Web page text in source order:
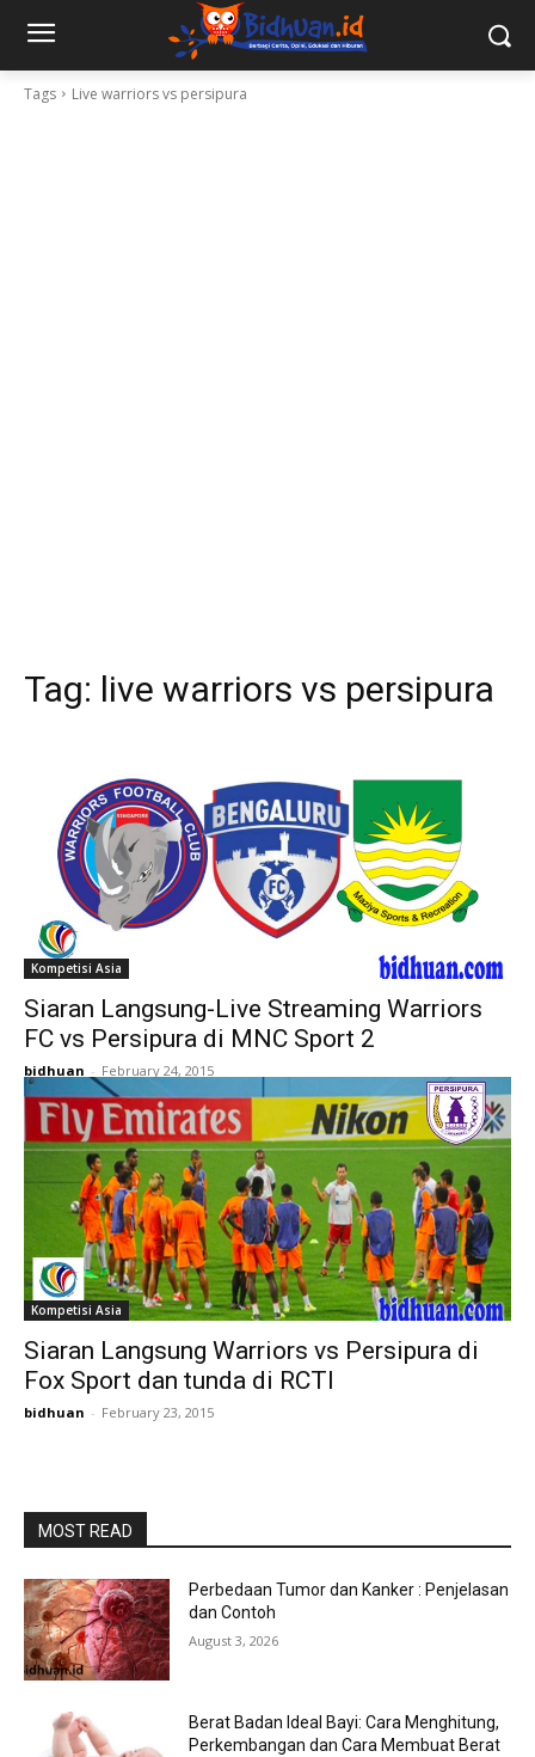
Tags Live warriors vs persipura
Tag: live warriors vs persipura
Kompetisi Asia
Siaran Langsung-Live Streaming Warriors
FC vs Persipura di MNC Sport 2
bidhuan - February 24, 2015
Kompetisi Asia
Siaran Langsung Warriors vs Persipura di
Fox Sport dan tunda di RCTI
bidhuan - February 23, 2015
MOST READ
Perbedaan Tumor dan Kanker : Penjelasan
dan Contoh
August 3, 2026
Berat Badan Ideal Bayi: Cara Menghitung,
Perkembangan dan Cara Membuat Berat